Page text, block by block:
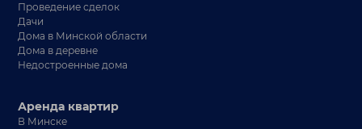
Проведение сделок
Дачи
Дома в Минской области
Дома в деревне
Недостроенные дома
Аренда квартир
В Минске